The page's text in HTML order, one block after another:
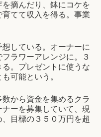
摘んだり、鉢にコケを
てて収入を得る。事業
している。オーナーに
ラワーアレンジに。３
。プレゼントに使うな
可能という。
から資金を集めるクラ
ーを募集していて、現
目標の３５０万円を超